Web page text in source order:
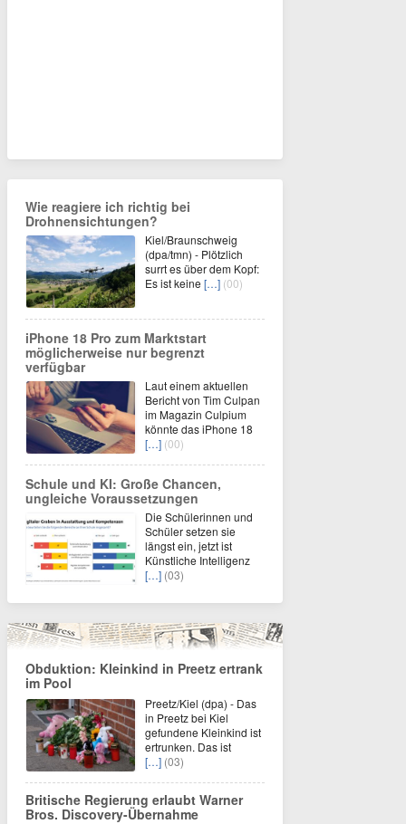
Wie reagiere ich richtig bei
Drohnensichtungen?
Kiel/Braunschweig
(dpa/tmn) - Plötzlich
surrt es über dem Kopf:
Es ist keine […] (00)
iPhone 18 Pro zum Marktstart
möglicherweise nur begrenzt
verfügbar
Laut einem aktuellen
Bericht von Tim Culpan
im Magazin Culpium
könnte das iPhone 18
[…] (00)
Schule und KI: Große Chancen,
ungleiche Voraussetzungen
Die Schülerinnen und
Schüler setzen sie
längst ein, jetzt ist
Künstliche Intelligenz
[…] (03)
Obduktion: Kleinkind in Preetz ertrank
im Pool
Preetz/Kiel (dpa) - Das
in Preetz bei Kiel
gefundene Kleinkind ist
ertrunken. Das ist
[…] (03)
Britische Regierung erlaubt Warner
Bros. Discovery-Übernahme